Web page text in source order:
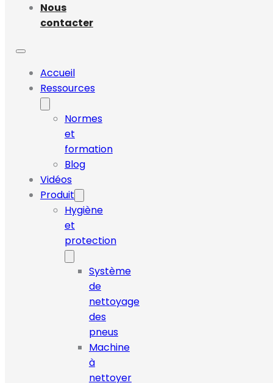
Nous
contacter
Accueil
Ressources
Normes
et
formation
Blog
Vidéos
Produit
Hygiène
et
protection
Système
de
nettoyage
des
pneus
Machine
à
nettoyer